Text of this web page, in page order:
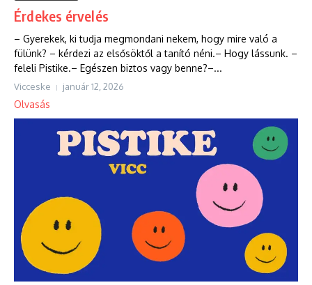
Érdekes érvelés
– Gyerekek, ki tudja megmondani nekem, hogy mire való a
fülünk? – kérdezi az elsősöktől a tanító néni.– Hogy lássunk. –
feleli Pistike.– Egészen biztos vagy benne?–...
Vicceske január 12, 2026
Olvasás